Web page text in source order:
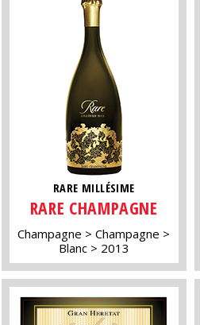
RARE MILLÉSIME
RARE CHAMPAGNE
Champagne
Champagne
Blanc
2013